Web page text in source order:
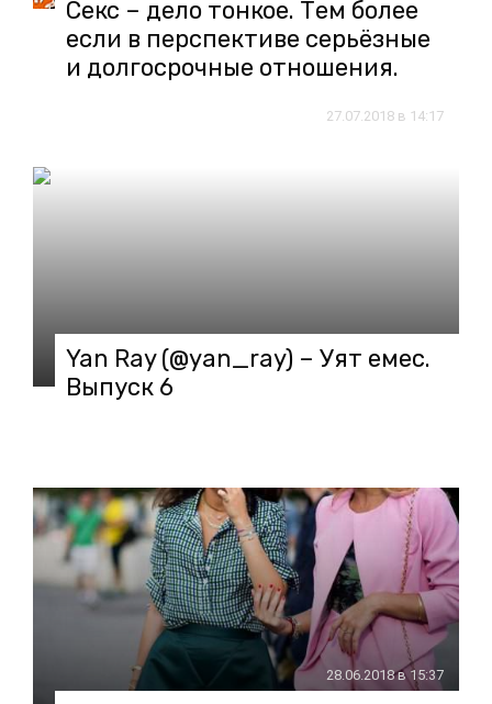
Секс – дело тонкое. Тем более
если в перспективе серьёзные
и долгосрочные отношения.
27.07.2018 в 14:17
Yan Ray (@yan_ray) – Уят емес.
Выпуск 6
28.06.2018 в 15:37